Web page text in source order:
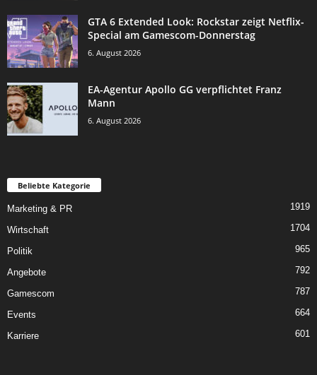
GTA 6 Extended Look: Rockstar zeigt Netflix-
Special am Gamescom-Donnerstag
6. August 2026
EA-Agentur Apollo GG verpflichtet Franz
Mann
6. August 2026
Beliebte Kategorie
Marketing & PR 1919
Wirtschaft 1704
Politik 965
Angebote 792
Gamescom 787
Events 664
Karriere 601